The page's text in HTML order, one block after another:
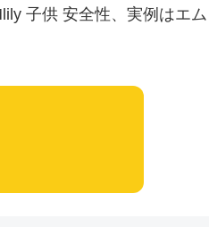
子供 安全性、実例はエム